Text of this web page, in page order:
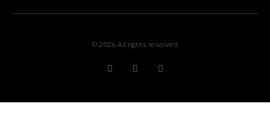
© 2026 All rights reserved